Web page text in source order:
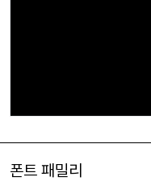
폰트 패밀리